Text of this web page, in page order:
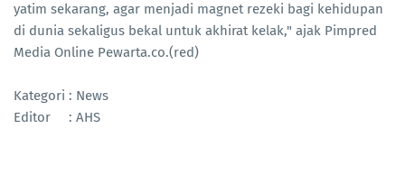
yatim sekarang, agar menjadi magnet rezeki bagi kehidupan
di dunia sekaligus bekal untuk akhirat kelak," ajak Pimpred
Media Online Pewarta.co.(red)
Kategori : News
Editor : AHS